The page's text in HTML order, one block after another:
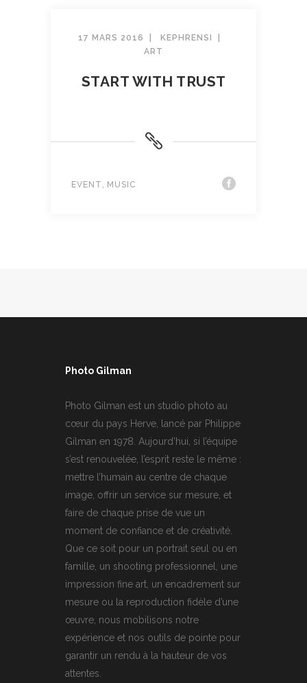
17 MARS 2016
KEPHRENSI
ART
START WITH TRUST
EVENT MUSIC
Photo Gilman
Photo Gilman est un studio photo au
cœur du pays Herve, lancé par Philippe
Gilman en 1978. Aujourd’hui, si l’équipe
s’est renouvelée, l’esprit reste le même :
mettre l’humain au centre de chaque
image, offrir un service sur mesure, et
faire de chaque prise de vue un
moment de confiance et de créativité.
Que ce soit pour un portrait seul ou en
famille, un shooting professionnel, une
impression fine art, un encadrement sur
mesure ou la reproduction fidèle d’une
œuvre, nous mobilisons notre
expérience et nos outils de pointe pour
garantir un rendu à la hauteur de vos
attentes.